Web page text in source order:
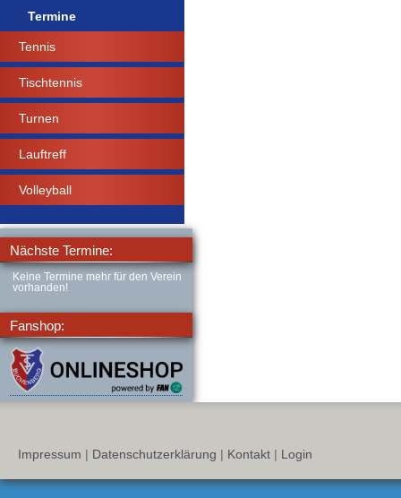
Termine
Tennis
Tischtennis
Turnen
Lauftreff
Volleyball
Nächste Termine:
Keine Termine mehr für den Verein
vorhanden!
Fanshop:
Impressum | Datenschutzerklärung | Kontakt | Login